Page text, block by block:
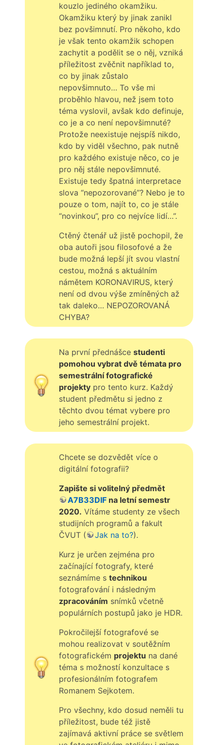
kouzlo jediného okamžiku.
Okamžiku který by jinak zanikl
bez povšimnutí. Pro někoho, kdo
je však tento okamžik schopen
zachytit a podělit se o něj, vzniká
příležitost zvěčnit například to,
co by jinak zůstalo
nepovšimnuto… To vše mi
proběhlo hlavou, než jsem toto
téma vyslovil, avšak kdo definuje,
co je a co není nepovšimnuté?
Protože neexistuje nejspíš nikdo,
kdo by viděl všechno, pak nutně
pro každého existuje něco, co je
pro něj stále nepovšimnuté.
Existuje tedy špatná interpretace
slova “nepozorované”? Nebo je to
pouze o tom, najít to, co je stále
“novinkou”, pro co nejvíce lidí…”.
Ctěný čtenář už jistě pochopil, že
oba autoři jsou filosofové a že
bude možná lepší jít svou vlastní
cestou, možná s aktuálním
námětem KORONAVIRUS, který
není od dvou výše zmíněných až
tak daleko… NEPOZOROVANÁ
CHYBA?
Na první přednášcestudenti
pomohou vybrat dvě témata pro
semestrální fotografické
projekty pro tento kurz. Každý
student předmětu si jedno z
těchto dvou témat vybere pro
jeho semestrální projekt.
Chcete se dozvědět více o
digitální fotografii?
Zapište si volitelný předmět
A7B33DIF na letní semestr
2020. Vítáme studenty ze všech
studijních programů a fakult
ČVUT (
Jak na to?).
Kurz je určen zejména pro
začínající fotografy, které
seznámíme stechnikou
fotografování i následným
zpracováním snímků včetně
populárních postupů jako je HDR.
Pokročilejší fotografové se
mohou realizovat v soutěžním
fotografickém projektu na dané
téma s možností konzultace s
profesionálním fotografem
Romanem Sejkotem.
Pro všechny, kdo dosud neměli tu
příležitost, bude též jistě
zajímavá aktivní práce se světlem